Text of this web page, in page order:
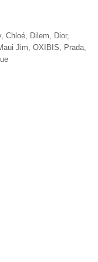
Chloé, Dilem, Dior,
Jim, OXIBIS, Prada,